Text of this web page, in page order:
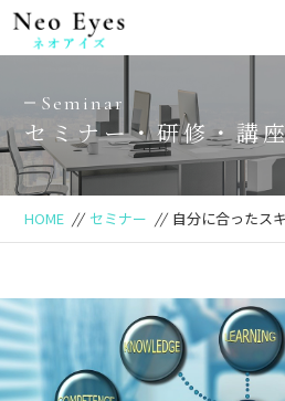
Seminar
セミナー・研修・講
HOME // セミナー // 自分に合ったス